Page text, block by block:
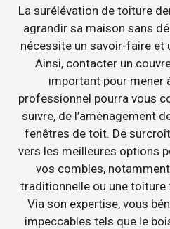
La surélévation de toiture
agrandir sa maison sans
nécessite un savoir-faire et
Ainsi, contacter un
important pour mener
professionnel pourra vous
suivre, de l’aménagement
fenêtres de toit. De
vers les meilleures options
vos combles,
traditionnelle ou une toiture
Via son expertise, vous
impeccables tels que le